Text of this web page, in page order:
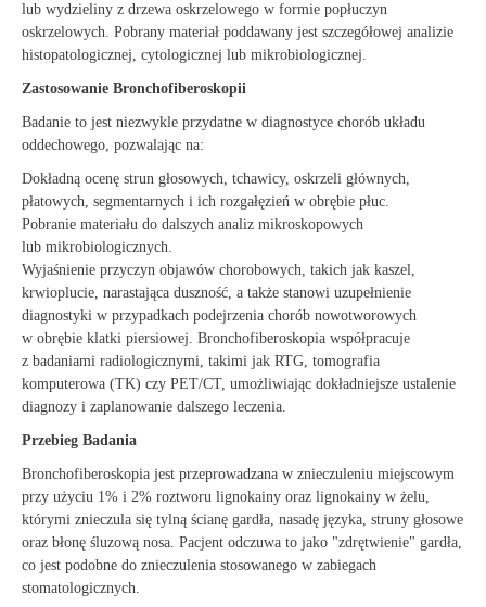
lub wydzieliny z drzewa oskrzelowego w formie popłuczyn
oskrzelowych. Pobrany materiał poddawany jest szczegółowej analizie
histopatologicznej, cytologicznej lub mikrobiologicznej.
Zastosowanie Bronchofiberoskopii
Badanie to jest niezwykle przydatne w diagnostyce chorób układu
oddechowego, pozwalając na:
Dokładną ocenę strun głosowych, tchawicy, oskrzeli głównych,
płatowych, segmentarnych i ich rozgałęzień w obrębie płuc.
Pobranie materiału do dalszych analiz mikroskopowych
lub mikrobiologicznych.
Wyjaśnienie przyczyn objawów chorobowych, takich jak kaszel,
krwioplucie, narastająca duszność, a także stanowi uzupełnienie
diagnostyki w przypadkach podejrzenia chorób nowotworowych
w obrębie klatki piersiowej. Bronchofiberoskopia współpracuje
z badaniami radiologicznymi, takimi jak RTG, tomografia
komputerowa (TK) czy PET/CT, umożliwiając dokładniejsze ustalenie
diagnozy i zaplanowanie dalszego leczenia.
Przebieg Badania
Bronchofiberoskopia jest przeprowadzana w znieczuleniu miejscowym
przy użyciu 1% i 2% roztworu lignokainy oraz lignokainy w żelu,
którymi znieczula się tylną ścianę gardła, nasadę języka, struny głosowe
oraz błonę śluzową nosa. Pacjent odczuwa to jako "zdrętwienie" gardła,
co jest podobne do znieczulenia stosowanego w zabiegach
stomatologicznych.